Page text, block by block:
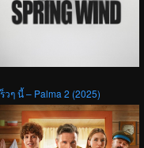
ร็วๆ นี้ – Palma 2 (2025)